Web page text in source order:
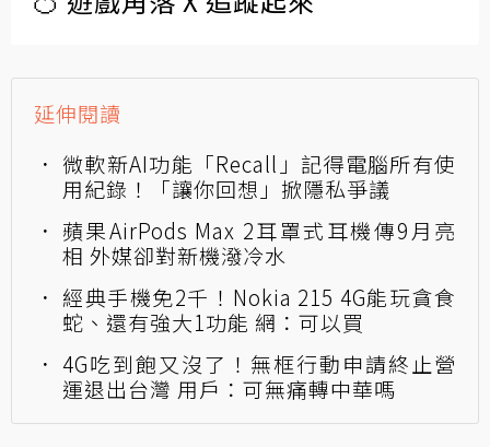
延伸閱讀
微軟新AI功能「Recall」記得電腦所有使
用紀錄！「讓你回想」掀隱私爭議
蘋果AirPods Max 2耳罩式耳機傳9月亮
相 外媒卻對新機潑冷水
經典手機免2千！Nokia 215 4G能玩貪食
蛇、還有強大1功能 網：可以買
4G吃到飽又沒了！無框行動申請終止營
運退出台灣 用戶：可無痛轉中華嗎